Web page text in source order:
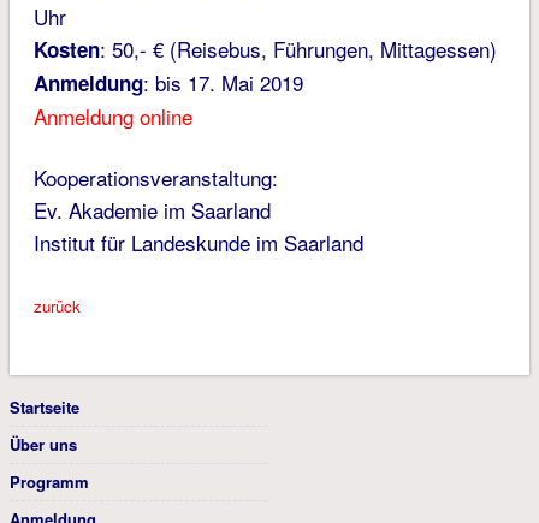
Uhr
Kosten: 50,- € (Reisebus, Führungen, Mittagessen)
Anmeldung: bis 17. Mai 2019
Anmeldung online
Kooperationsveranstaltung:
Ev. Akademie im Saarland
Institut für Landeskunde im Saarland
zurück
Startseite
Über uns
Programm